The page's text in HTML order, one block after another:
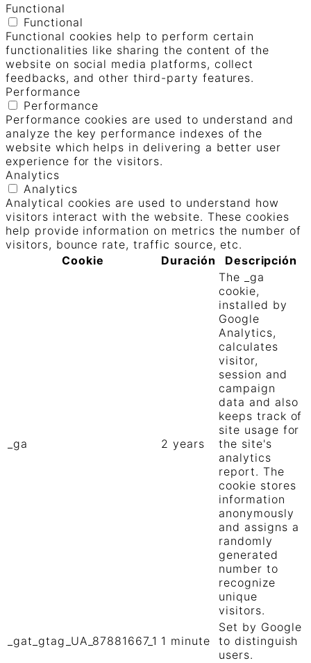
Functional
Functional
Functional cookies help to perform certain
functionalities like sharing the content of the
website on social media platforms, collect
feedbacks, and other third-party features.
Performance
Performance
Performance cookies are used to understand and
analyze the key performance indexes of the
website which helps in delivering a better user
experience for the visitors.
Analytics
Analytics
Analytical cookies are used to understand how
visitors interact with the website. These cookies
help provide information on metrics the number of
visitors, bounce rate, traffic source, etc.
Cookie
Duración Descripción
_ga 2 years
The _ga
cookie,
installed by
Google
Analytics,
calculates
visitor,
session and
campaign
data and also
keeps track of
site usage for
the site's
analytics
report. The
cookie stores
information
anonymously
and assigns a
randomly
generated
number to
recognize
unique
visitors.
_gat_gtag_UA_87881667_1 1 minute
Set by Google
to distinguish
users.